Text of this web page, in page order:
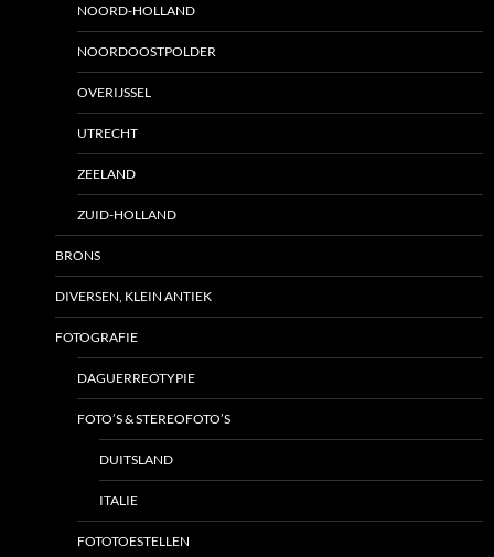
NOORD-HOLLAND
NOORDOOSTPOLDER
OVERIJSSEL
UTRECHT
ZEELAND
ZUID-HOLLAND
BRONS
DIVERSEN, KLEIN ANTIEK
FOTOGRAFIE
DAGUERREOTYPIE
FOTO’S & STEREOFOTO’S
DUITSLAND
ITALIE
FOTOTOESTELLEN